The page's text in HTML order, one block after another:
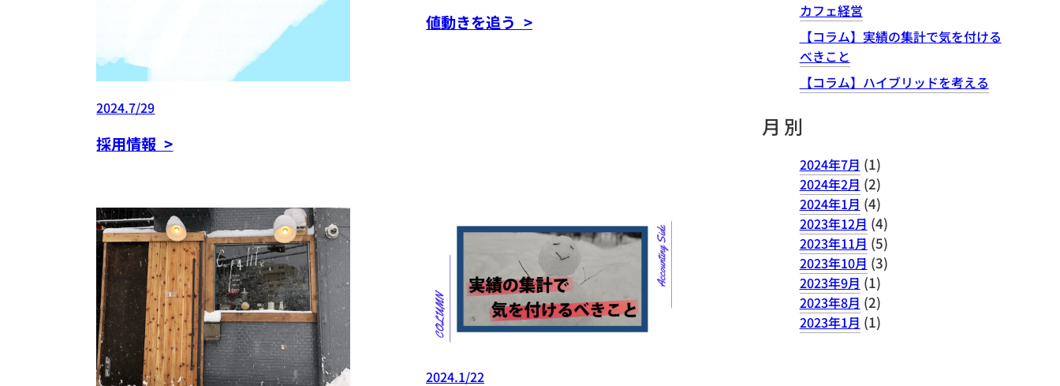
2024.7/29
採用情報 >
値動きを追う >
2024.1/22
カフェ経営
【コラム】実績の集計で気を付ける
べきこと
【コラム】ハイブリッドを考える
月別
2024年7月 (1)
2024年2月 (2)
2024年1月 (4)
2023年12月 (4)
2023年11月 (5)
2023年10月 (3)
2023年9月 (1)
2023年8月 (2)
2023年1月 (1)